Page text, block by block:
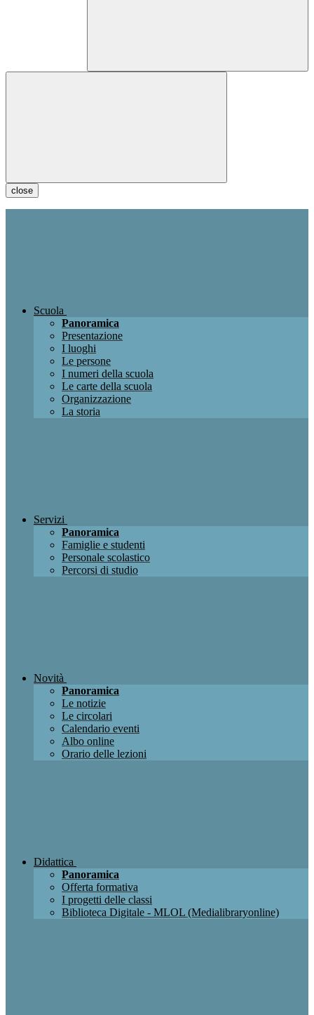
close
Scuola
Panoramica
Presentazione
I luoghi
Le persone
I numeri della scuola
Le carte della scuola
Organizzazione
La storia
Servizi
Panoramica
Famiglie e studenti
Personale scolastico
Percorsi di studio
Novità
Panoramica
Le notizie
Le circolari
Calendario eventi
Albo online
Orario delle lezioni
Didattica
Panoramica
Offerta formativa
I progetti delle classi
Biblioteca Digitale - MLOL (Medialibraryonline)